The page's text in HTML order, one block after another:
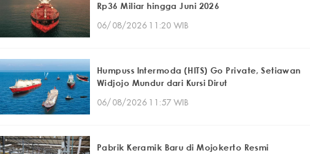
Rp36 Miliar hingga Juni 2026
06/08/2026 11:20 WIB
Humpuss Intermoda (HITS) Go Private, Setiawan
Widjojo Mundur dari Kursi Dirut
06/08/2026 11:57 WIB
Pabrik Keramik Baru di Mojokerto Resmi